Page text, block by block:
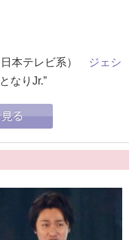
本テレビ系）
ジェシ
なりJr.”